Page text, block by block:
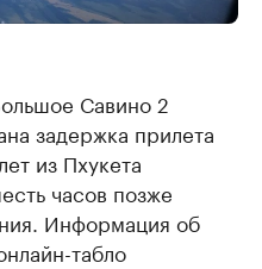
Савино 2
задержка прилета
из Пхукета
часов позже
Информация об
табло